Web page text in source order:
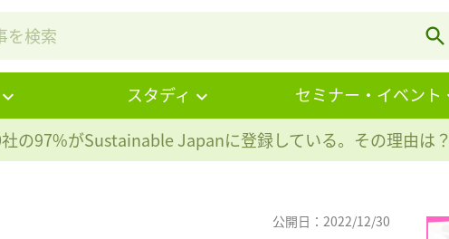
スタディ セミナー・イベント
の97%がSustainable Japanに登録している。その理由は？
公開日：2022/12/30